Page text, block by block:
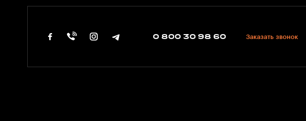
0 800 30 98 60 Заказать звонок